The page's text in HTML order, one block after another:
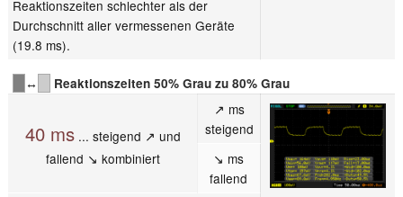
Reaktionszeiten schlechter als der
Durchschnitt aller vermessenen Geräte
(19.8 ms).
↔ Reaktionszeiten 50% Grau zu 80% Grau
40 ms... steigend ↗ und
fallend ↘ kombiniert
↗ ms
steigend
↘ ms
fallend